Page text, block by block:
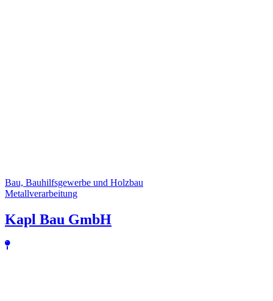
Bau, Bauhilfsgewerbe und Holzbau
Metallverarbeitung
Kapl Bau GmbH